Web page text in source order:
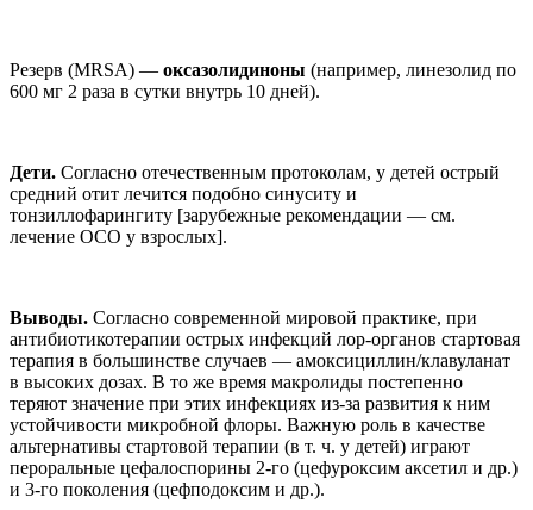
Резерв (MRSA) — оксазолидиноны (например, линезолид по
600 мг 2 раза в сутки внутрь 10 дней).
Дети. Согласно отечественным протоколам, у детей острый
средний отит лечится подобно синуситу и
тонзиллофарингиту [зарубежные рекомендации — см.
лечение ОСО у взрослых].
Выводы. Согласно современной мировой практике, при
антибиотикотерапии острых инфекций лор-органов стартовая
терапия в большинстве случаев — амоксициллин/клавуланат
в высоких дозах. В то же время макролиды постепенно
теряют значение при этих инфекциях из-за развития к ним
устойчивости микробной флоры. Важную роль в качестве
альтернативы стартовой терапии (в т. ч. у детей) играют
пероральные цефалоспорины 2-го (цефуроксим аксетил и др.)
и 3-го поколения (цефподоксим и др.).